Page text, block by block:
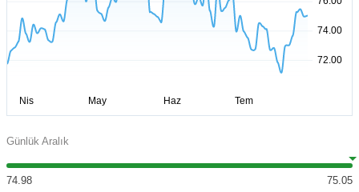
Günlük Aralık
74.98 75.05